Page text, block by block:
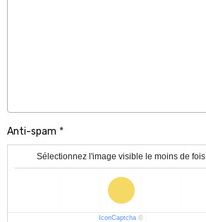
Anti-spam
Sélectionnez l'image visible le moins de fois
IconCaptcha ©